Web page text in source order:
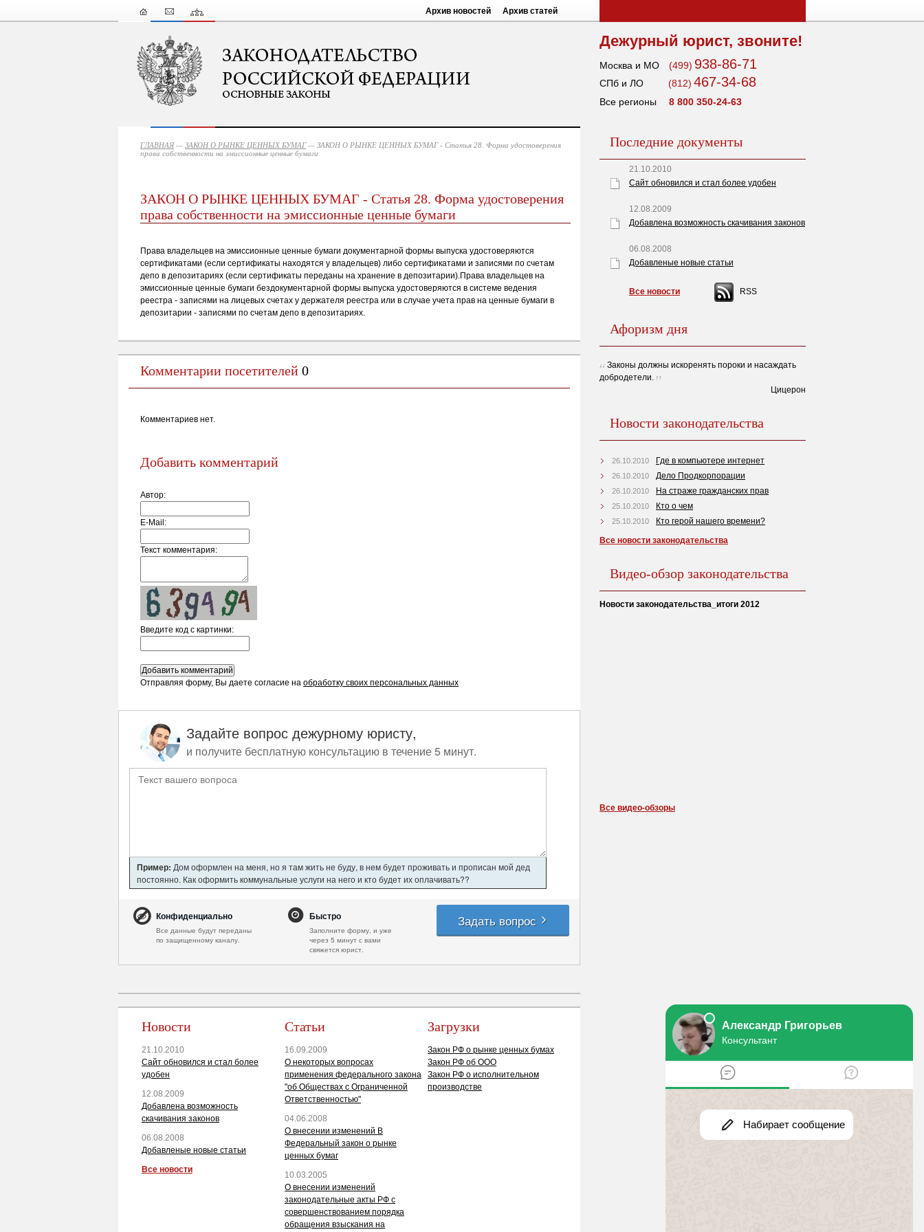
Архив новостей Архив статей
ГЛАВНАЯ— ЗАКОН О РЫНКЕ ЦЕННЫХ БУМАГ— ЗАКОН О РЫНКЕ ЦЕННЫХ БУМАГ - Статья 28. Форма удостоверения
права собственности на эмиссионные ценные бумаги
ЗАКОН О РЫНКЕ ЦЕННЫХ БУМАГ - Статья 28. Форма удостоверения
права собственности на эмиссионные ценные бумаги
Права владельцев на эмиссионные ценные бумаги документарной формы выпуска удостоверяются
сертификатами (если сертификаты находятся у владельцев) либо сертификатами и записями по счетам
депо в депозитариях (если сертификаты переданы на хранение в депозитарии).Права владельцев на
эмиссионные ценные бумаги бездокументарной формы выпуска удостоверяются в системе ведения
реестра - записями на лицевых счетах у держателя реестра или в случае учета прав на ценные бумаги в
депозитарии - записями по счетам депо в депозитариях.
Комментарии посетителей 0
Комментариев нет.
Добавить комментарий
Автор:
E-Mail:
Текст комментария:
Введите код c картинки:
Отправляя форму, Вы даете согласие на обработку своих персональных данных
Задайте вопрос дежурному юристу,
и получите бесплатную консультацию в течение 5 минут.
Пример: Дом оформлен на меня, но я там жить не буду, в нем будет проживать и прописан мой дед
постоянно. Как оформить коммунальные услуги на него и кто будет их оплачивать??
Конфиденциально
Все данные будут переданы
по защищенному каналу.
Быстро
Заполните форму, и уже
через 5 минут с вами
свяжется юрист.
Задать вопрос
Новости
21.10.2010
Сайт обновился и стал более
удобен
12.08.2009
Добавлена возможность
скачивания законов
06.08.2008
Добавленые новые статьи
Все новости
Статьи
16.09.2009
О некоторых вопросах
применения федерального закона
"об Обществах с Ограниченной
Ответственностью"
04.06.2008
О внесении изменений В
Федеральный закон о рынке
ценных бумаг
10.03.2005
О внесении изменений
законодательные акты РФ с
совершенствованием порядка
обращения взыскания на
Загрузки
Закон РФ о рынке ценных бумах
Закон РФ об ООО
Закон РФ о исполнительном
производстве
Дежурный юрист, звоните!
Москва и МО (499) 938-86-71
СПб и ЛО (812) 467-34-68
Все регионы 8 800 350-24-63
Последние документы
21.10.2010
Сайт обновился и стал более удобен
12.08.2009
Добавлена возможность скачивания законов
06.08.2008
Добавленые новые статьи
Все новости RSS
Афоризм дня
Законы должны искоренять пороки и насаждать
добродетели.
Цицерон
Новости законодательства
26.10.2010 Где в компьютере интернет
26.10.2010 Дело Продкорпорации
26.10.2010 На страже гражданских прав
25.10.2010 Кто о чем
25.10.2010
Кто герой нашего времени?
Все новости законодательства
Видео-обзор законодательства
Новости законодательства_итоги 2012
Все видео-обзоры